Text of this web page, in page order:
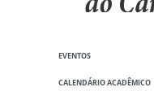
EVENTOS
CALENDÁRIO ACADÊMICO